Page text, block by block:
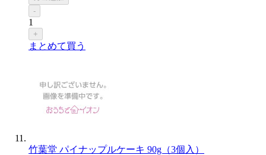
-
1
+
まとめて買う
竹葉堂 パイナップルケーキ 90g（3個入）